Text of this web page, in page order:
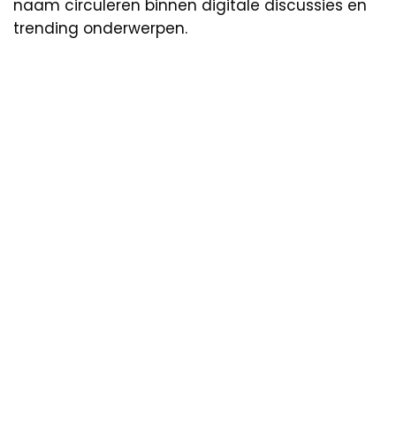
naam circuleren binnen digitale discussies en
trending onderwerpen.